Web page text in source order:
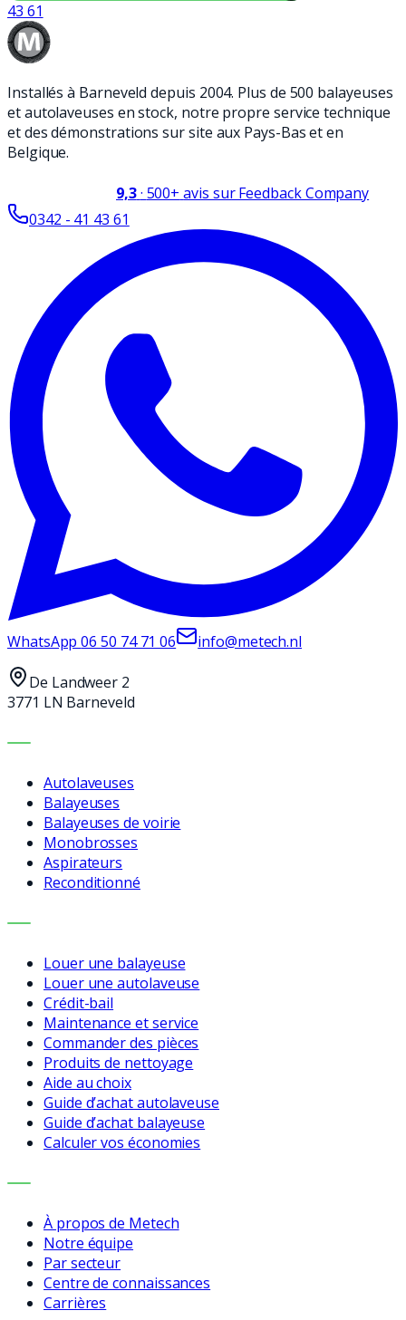
43 61
Installés à Barneveld depuis 2004. Plus de 500 balayeuses
et autolaveuses en stock, notre propre service technique
et des démonstrations sur site aux Pays-Bas et en
Belgique.
9,3· 500+ avis sur Feedback Company
0342 - 41 43 61
WhatsApp06 50 74 71 06 info@metech.nl
De Landweer 2
3771 LN Barneveld
MACHINES
Autolaveuses
Balayeuses
Balayeuses de voirie
Monobrosses
Aspirateurs
Reconditionné
SERVICES
Louer une balayeuse
Louer une autolaveuse
Crédit-bail
Maintenance et service
Commander des pièces
Produits de nettoyage
Aide au choix
Guide d’achat autolaveuse
Guide d’achat balayeuse
Calculer vos économies
ENTREPRISE
À propos de Metech
Notre équipe
Par secteur
Centre de connaissances
Carrières